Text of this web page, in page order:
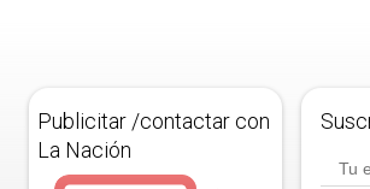
Publicitar /contactar con
La Nación